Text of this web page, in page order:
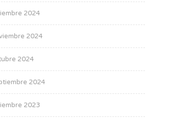
2024
2024
2024
2024
2023